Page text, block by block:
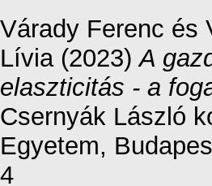
Várady Ferenc és
Lívia(2023)A
elaszticitás - a
Csernyák László
Egyetem,
4